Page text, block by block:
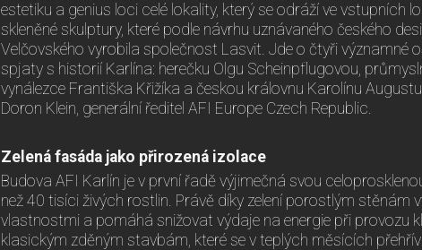
estetiku a genius loci celé lokality, který se odráží ve vstupních
skleněné skulptury, které podle návrhu uznávaného českého
Velčovského vyrobila společnost Lasvit. Jde o čtyři významné
spjaty s historií Karlína: herečku Olgu Scheinpflugovou,
vynálezce Františka Křižíka a českou královnu Karolínu
Doron Klein, generální ředitel AFI Europe Czech Republic.
Zelená fasáda jako přirozená izolace
Budova AFI Karlín je v první řadě výjimečná svou
než 40 tisíci živých rostlin. Právě díky zelení porostlým stěnám
vlastnostmi a pomáhá snižovat výdaje na energie při provozu
klasickým zděným stavbám, které se v teplých měsících